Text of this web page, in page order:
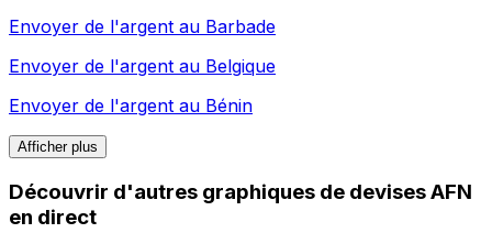
Envoyer de l'argent au Barbade
Envoyer de l'argent au Belgique
Envoyer de l'argent au Bénin
Afficher plus
Découvrir d'autres graphiques de devises AFN
en direct